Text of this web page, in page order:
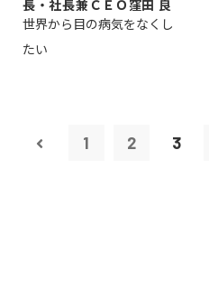
長・社長兼ＣＥＯ窪田 良
世界から目の病気をなくし
たい
1 2 3